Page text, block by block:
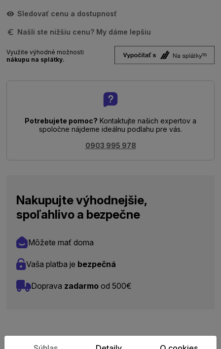
Sledovať cenu a dostupnosť
Našli ste nižšiu cenu? My dáme lepšiu
Využite výhodné možnosti
nákupu na splátky.
Potrebujete pomoc? Kontaktujte našich expertov a
spoločne nájdeme ideálnu podlahu pre vás.
0903 995 978
Nakupujte výhodnejšie,
spoľahlivo a bezpečne
Môžete mať doma
Vaša platba je bezpečná
Doprava zadarmo od 500€